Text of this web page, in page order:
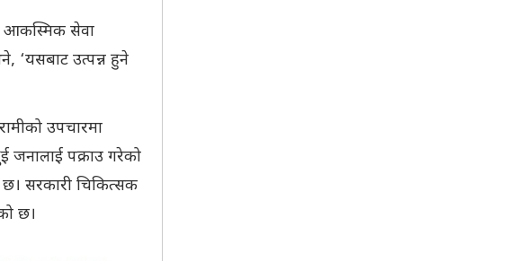
आकस्मिक सेवा
‘यसबाट उत्पन्न हुने
उपचारमा
जनालाई पक्राउ गरेको
सरकारी चिकित्सक
छ।